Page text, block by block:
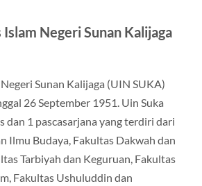
Negeri Sunan Kalijaga
Sunan Kalijaga (UIN SUKA)
26 September 1951. Uin Suka
dan 1 pascasarjana yang terdiri dari
Ilmu Budaya, Fakultas Dakwah dan
Tarbiyah dan Keguruan, Fakultas
Fakultas Ushuluddin dan